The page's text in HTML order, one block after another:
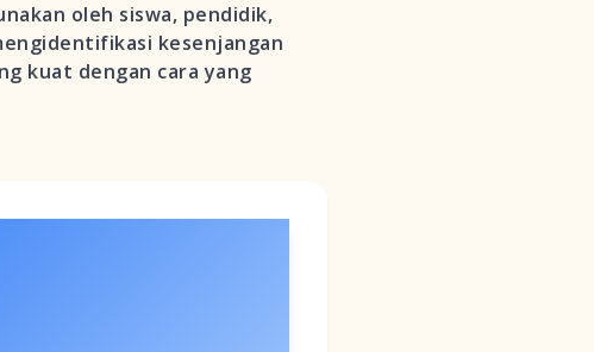
oleh siswa, pendidik,
kesenjangan
kuat dengan cara yang